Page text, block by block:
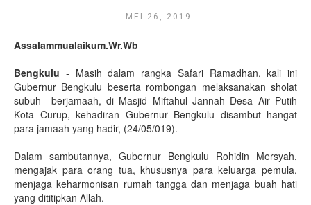
MEI 26, 2019
Assalammualaikum.Wr.Wb
Bengkulu - Masih dalam rangka Safari Ramadhan, kali ini
Gubernur Bengkulu beserta rombongan melaksanakan sholat
subuh berjamaah, di Masjid Miftahul Jannah Desa Air Putih
Kota Curup, kehadiran Gubernur Bengkulu disambut hangat
para jamaah yang hadir, (24/05/019).
Dalam sambutannya, Gubernur Bengkulu Rohidin Mersyah,
mengajak para orang tua, khususnya para keluarga pemula,
menjaga keharmonisan rumah tangga dan menjaga buah hati
yang dititipkan Allah.